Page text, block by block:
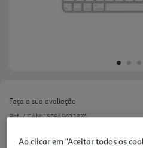
Faça a sua avaliação
Ref. / EAN:195949633874
Ao clicar em "Aceitar todos os